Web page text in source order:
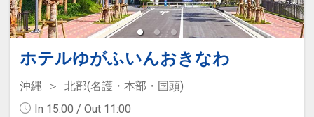
ホテルゆがふいんおきなわ
沖縄
北部(名護・本部・国頭)
In 15:00 / Out 11:00